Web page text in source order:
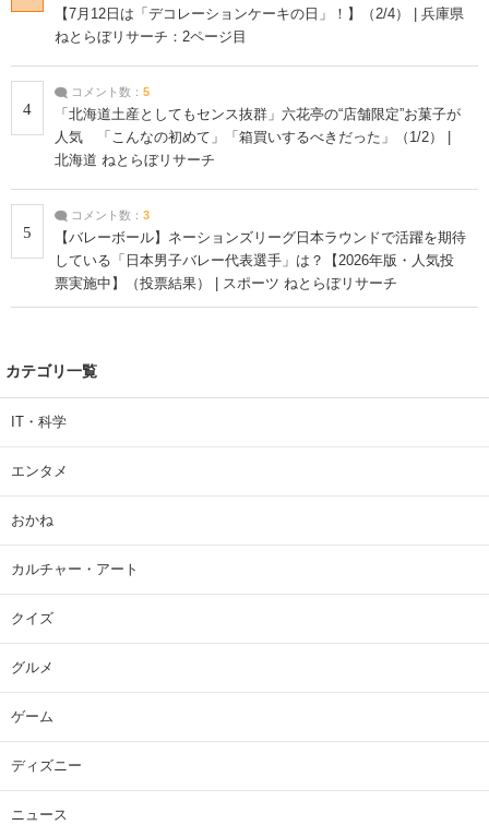
【7月12日は「デコレーションケーキの日」！】（2/4） | 兵庫県
ねとらぼリサーチ：2ページ目
4
コメント数： 5
「北海道土産としてもセンス抜群」六花亭の“店舗限定”お菓子が
人気 「こんなの初めて」「箱買いするべきだった」（1/2） |
北海道 ねとらぼリサーチ
5
コメント数： 3
【バレーボール】ネーションズリーグ日本ラウンドで活躍を期待
している「日本男子バレー代表選手」は？【2026年版・人気投
票実施中】（投票結果） | スポーツ ねとらぼリサーチ
カテゴリ一覧
IT・科学
エンタメ
おかね
カルチャー・アート
クイズ
グルメ
ゲーム
ディズニー
ニュース